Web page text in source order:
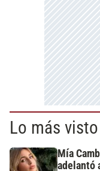
Lo más visto
Mía
adelantó